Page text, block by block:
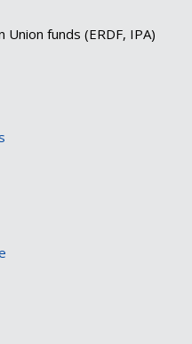
funds (ERDF, IPA)